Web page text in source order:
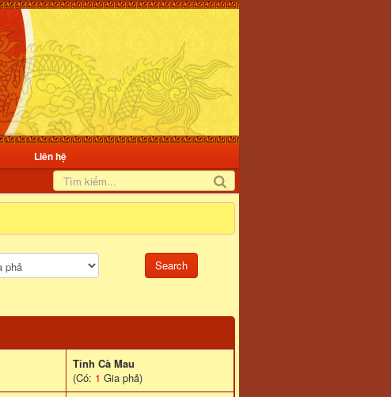
Liên hệ
Tỉnh Cà Mau
(Có: 1 Gia phả)